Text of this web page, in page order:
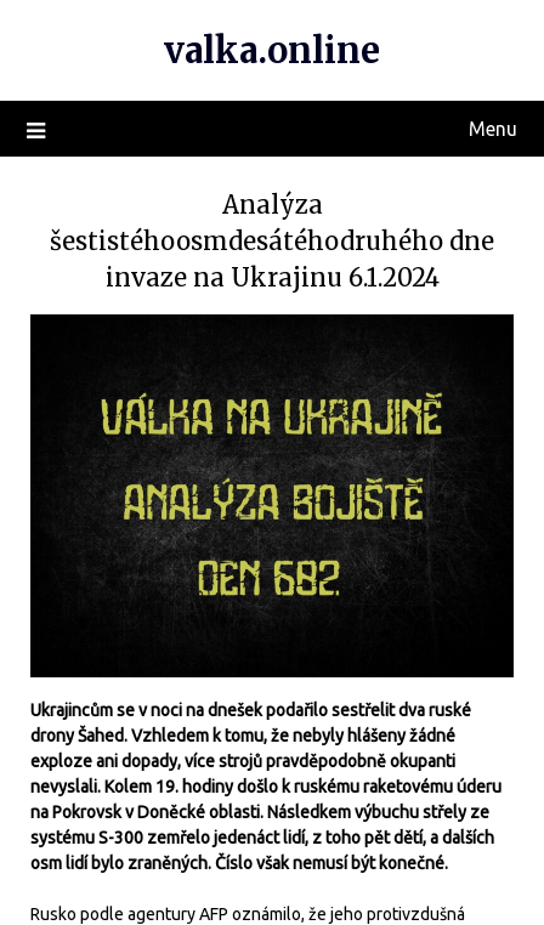
valka.online
Menu
Analýza
šestistéhoosmdesátéhodruhého dne
invaze na Ukrajinu 6.1.2024
Ukrajincům se v noci na dnešek podařilo sestřelit dva ruské
drony Šahed. Vzhledem k tomu, že nebyly hlášeny žádné
exploze ani dopady, více strojů pravděpodobně okupanti
nevyslali. Kolem 19. hodiny došlo k ruskému raketovému úderu
na Pokrovsk v Doněcké oblasti. Následkem výbuchu střely ze
systému S-300 zemřelo jedenáct lidí, z toho pět dětí, a dalších
osm lidí bylo zraněných. Číslo však nemusí být konečné.
Rusko podle agentury AFP oznámilo, že jeho protivzdušná